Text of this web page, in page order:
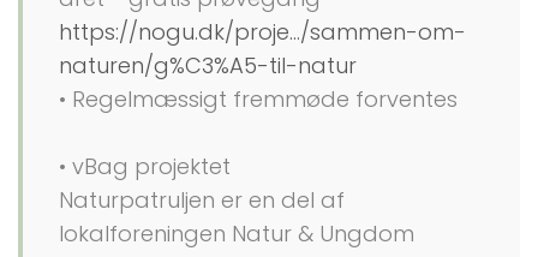
https://nogu.dk/proje.../sammen-om-
naturen/g%C3%A5-til-natur
• Regelmæssigt fremmøde forventes
• vBag projektet
Naturpatruljen er en del af
lokalforeningen Natur & Ungdom